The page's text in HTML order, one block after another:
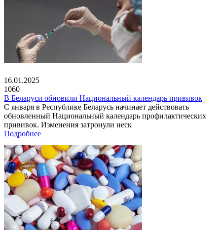
16.01.2025
1060
В Беларуси обновили Национальный календарь прививок
С января в Республике Беларусь начинает действовать
обновленный Национальный календарь профилактических
прививок. Изменения затронули неск
Подробнее